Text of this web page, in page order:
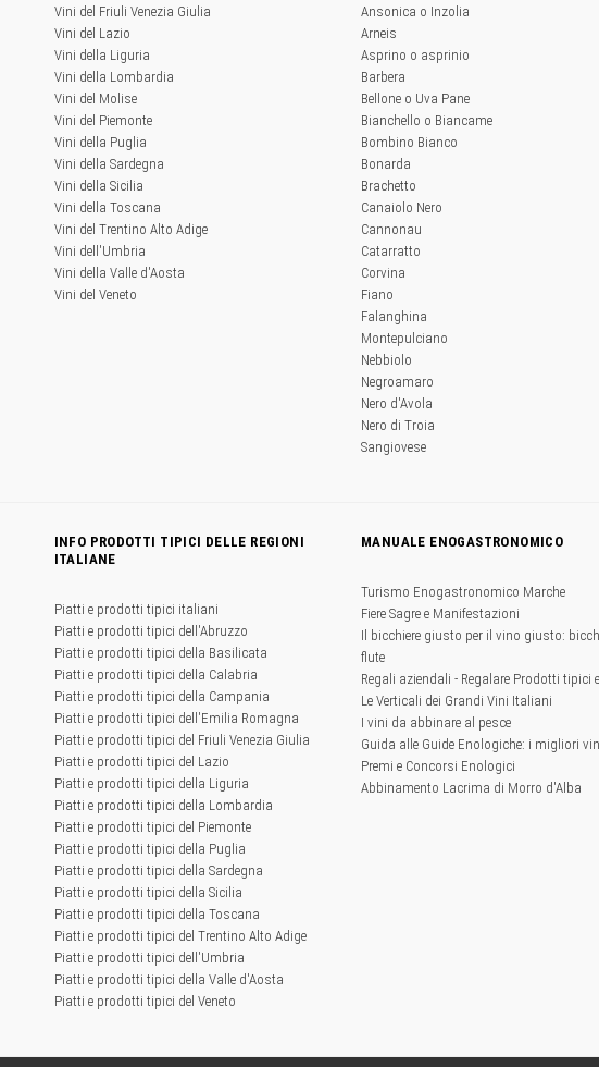
Vini del Friuli Venezia Giulia
Vini del Lazio
Vini della Liguria
Vini della Lombardia
Vini del Molise
Vini del Piemonte
Vini della Puglia
Vini della Sardegna
Vini della Sicilia
Vini della Toscana
Vini del Trentino Alto Adige
Vini dell'Umbria
Vini della Valle d'Aosta
Vini del Veneto
Ansonica o Inzolia
Arneis
Asprino o asprinio
Barbera
Bellone o Uva Pane
Bianchello o Biancame
Bombino Bianco
Bonarda
Brachetto
Canaiolo Nero
Cannonau
Catarratto
Corvina
Fiano
Falanghina
Montepulciano
Nebbiolo
Negroamaro
Nero d'Avola
Nero di Troia
Sangiovese
INFO PRODOTTI TIPICI DELLE REGIONI
ITALIANE
Piatti e prodotti tipici italiani
Piatti e prodotti tipici dell'Abruzzo
Piatti e prodotti tipici della Basilicata
Piatti e prodotti tipici della Calabria
Piatti e prodotti tipici della Campania
Piatti e prodotti tipici dell'Emilia Romagna
Piatti e prodotti tipici del Friuli Venezia Giulia
Piatti e prodotti tipici del Lazio
Piatti e prodotti tipici della Liguria
Piatti e prodotti tipici della Lombardia
Piatti e prodotti tipici del Piemonte
Piatti e prodotti tipici della Puglia
Piatti e prodotti tipici della Sardegna
Piatti e prodotti tipici della Sicilia
Piatti e prodotti tipici della Toscana
Piatti e prodotti tipici del Trentino Alto Adige
Piatti e prodotti tipici dell'Umbria
Piatti e prodotti tipici della Valle d'Aosta
Piatti e prodotti tipici del Veneto
MANUALE ENOGASTRONOMICO
Turismo Enogastronomico Marche
Fiere Sagre e Manifestazioni
Il bicchiere giusto per il vino giusto:
flute
Regali aziendali - Regalare Prodotti tipici
Le Verticali dei Grandi Vini Italiani
I vini da abbinare al pesce
Guida alle Guide Enologiche: i migliori
Premi e Concorsi Enologici
Abbinamento Lacrima di Morro d'Alba